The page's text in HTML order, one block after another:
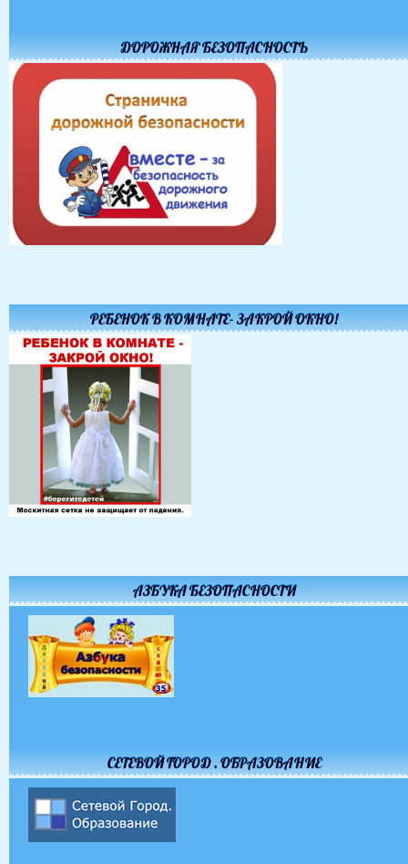
ДОРОЖНАЯ БЕЗОПАСНОСТЬ
РЕБЕНОК В КОМНАТЕ- ЗАКРОЙ ОКНО!
АЗБУКА БЕЗОПАСНОСТИ
СЕТЕВОЙ ГОРОД . ОБРАЗОВАНИЕ